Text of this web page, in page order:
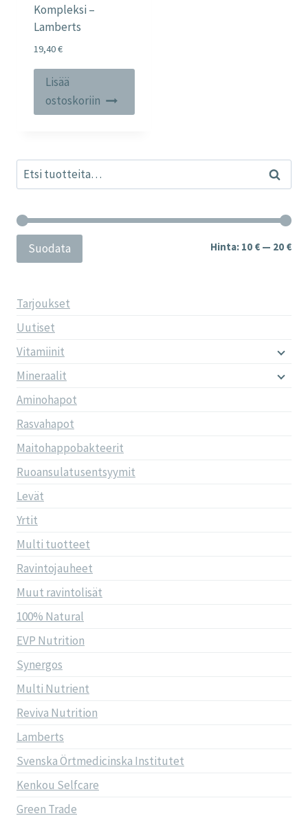
Kompleksi –
Lamberts
19,40€
Lisää
ostoskoriin
Etsi: Haku
Suodata Hinta: 10 € — 20 €
Tarjoukset
Uutiset
Vitamiinit
Mineraalit
Aminohapot
Rasvahapot
Maitohappobakteerit
Ruoansulatusentsyymit
Levät
Yrtit
Multi tuotteet
Ravintojauheet
Muut ravintolisät
100% Natural
EVP Nutrition
Synergos
Multi Nutrient
Reviva Nutrition
Lamberts
Svenska Örtmedicinska Institutet
Kenkou Selfcare
Green Trade